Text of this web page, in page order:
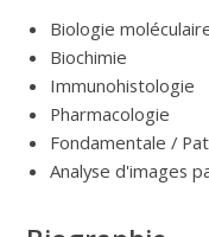
Biologie
Biochimie
Immunohistologie
Pharmacologie
Fondamentale /
Analyse d'images